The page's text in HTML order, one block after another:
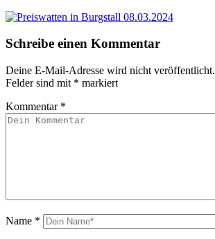
Schreibe einen Kommentar
Deine E-Mail-Adresse wird nicht veröffentlicht.
Felder sind mit * markiert
Kommentar *
Name *